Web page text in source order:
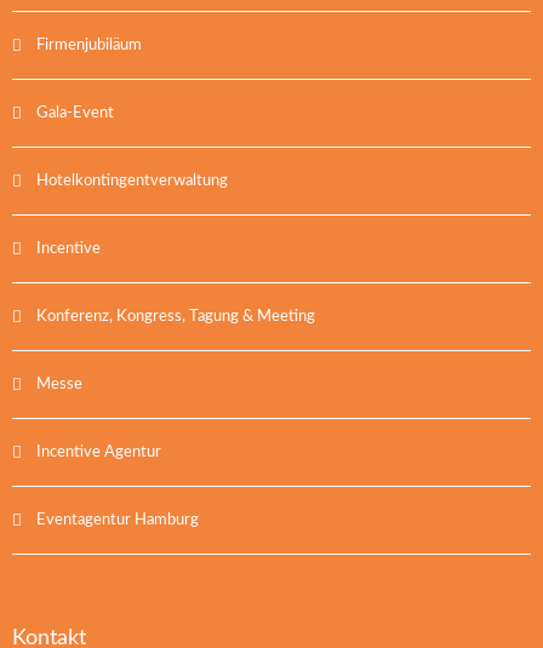
Firmenjubiläum
Gala-Event
Hotelkontingentverwaltung
Incentive
Konferenz, Kongress, Tagung & Meeting
Messe
Incentive Agentur
Eventagentur Hamburg
Kontakt